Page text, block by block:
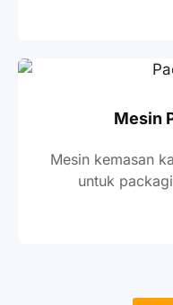
Mesin
Mesin kemasan
untuk